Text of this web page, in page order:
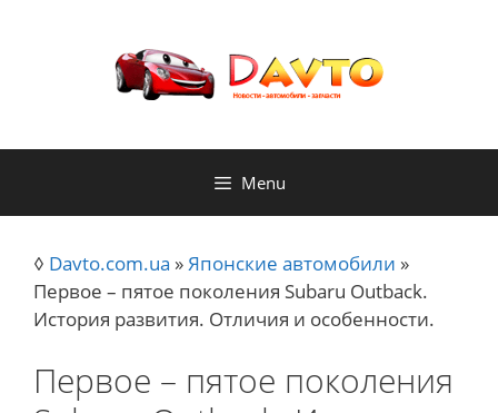
Menu
◊ Davto.com.ua »Японские автомобили »
Первое – пятое поколения Subaru Outback.
История развития. Отличия и особенности.
Первое – пятое поколения